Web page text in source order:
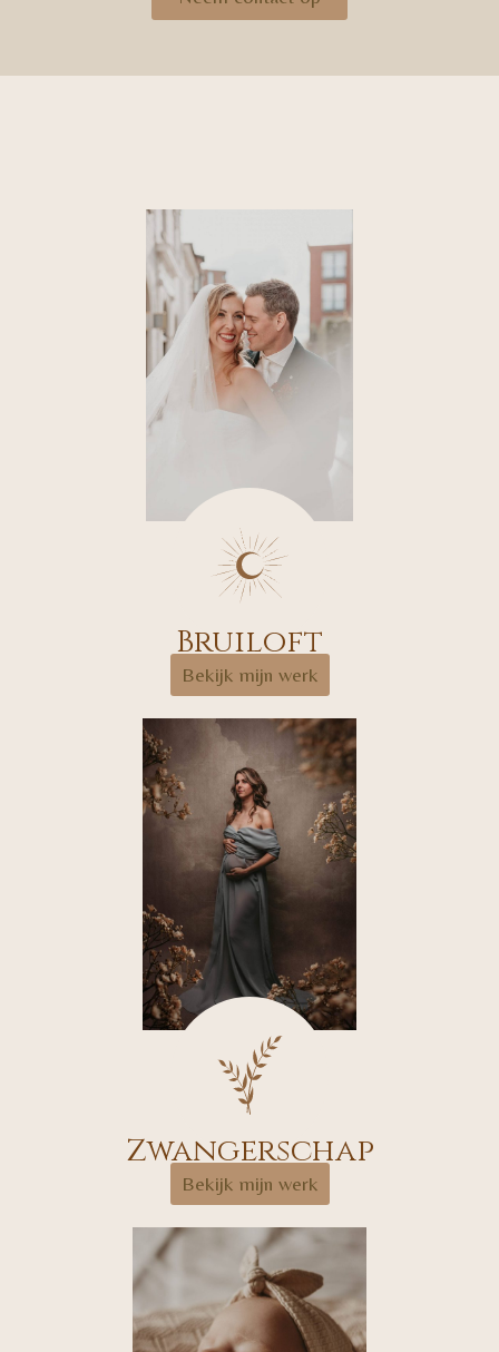
Bruiloft
Bekijk mijn werk
Zwangerschap
Bekijk mijn werk